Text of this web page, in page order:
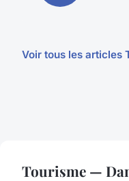
Voir tous les articles
Tourisme —